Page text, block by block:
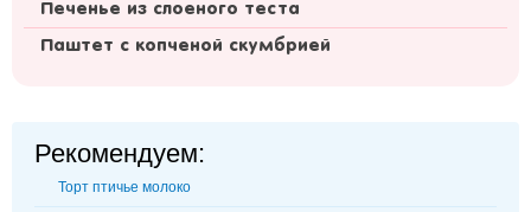
Печенье из слоеного теста
Паштет с копченой скумбрией
Рекомендуем:
Торт птичье молоко